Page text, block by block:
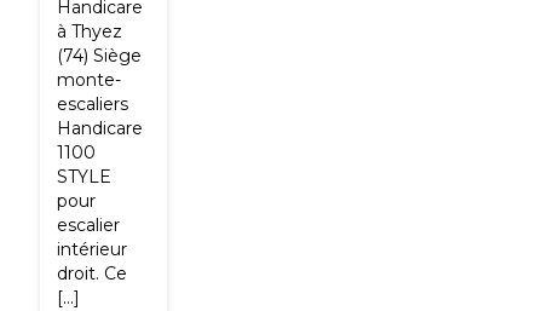
Handicare
à Thyez
(74) Siège
monte-
escaliers
Handicare
1100
STYLE
pour
escalier
intérieur
droit. Ce
[…]